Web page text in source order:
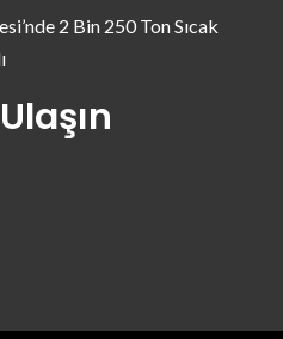
2 Bin 250 Ton Sıcak